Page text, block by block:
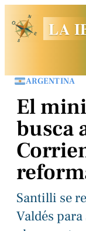
LA
ARGENTINA
El
busca
Santilli se
Valdés